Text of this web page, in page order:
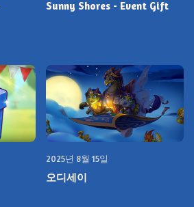
Sunny Shores - Event Gift
2025년 8월 15일
오디세이